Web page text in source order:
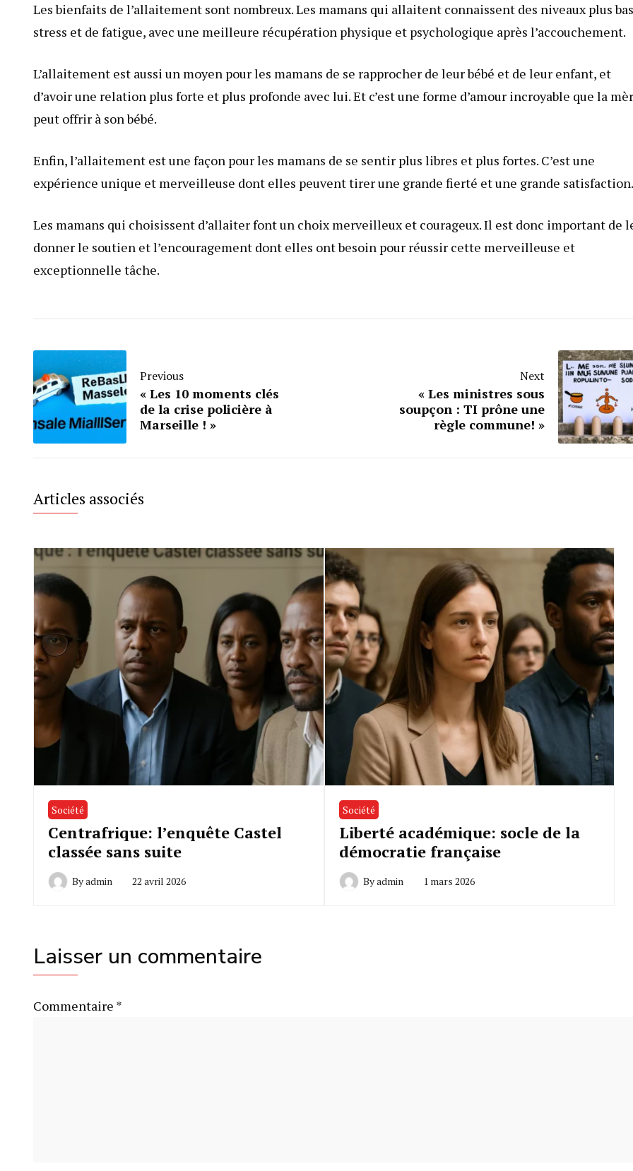
Les bienfaits de l’allaitement sont nombreux. Les mamans qui allaitent connaissent des niveaux plus
stress et de fatigue, avec une meilleure récupération physique et psychologique après l’accouchement.
L’allaitement est aussi un moyen pour les mamans de se rapprocher de leur bébé et de leur enfant, et
d’avoir une relation plus forte et plus profonde avec lui. Et c’est une forme d’amour incroyable que la
peut offrir à son bébé.
Enfin, l’allaitement est une façon pour les mamans de se sentir plus libres et plus fortes. C’est une
expérience unique et merveilleuse dont elles peuvent tirer une grande fierté et une grande satisfaction.
Les mamans qui choisissent d’allaiter font un choix merveilleux et courageux. Il est donc important de
donner le soutien et l’encouragement dont elles ont besoin pour réussir cette merveilleuse et
exceptionnelle tâche.
Previous
« Les 10 moments clés
de la crise policière à
Marseille ! »
Next
« Les ministres sous
soupçon : TI prône une
règle commune! »
Articles associés
Société
Centrafrique: l’enquête Castel
classée sans suite
Byadmin 22 avril 2026
Société
Liberté académique: socle de la
démocratie française
Byadmin 1 mars 2026
Laisser un commentaire
Commentaire *